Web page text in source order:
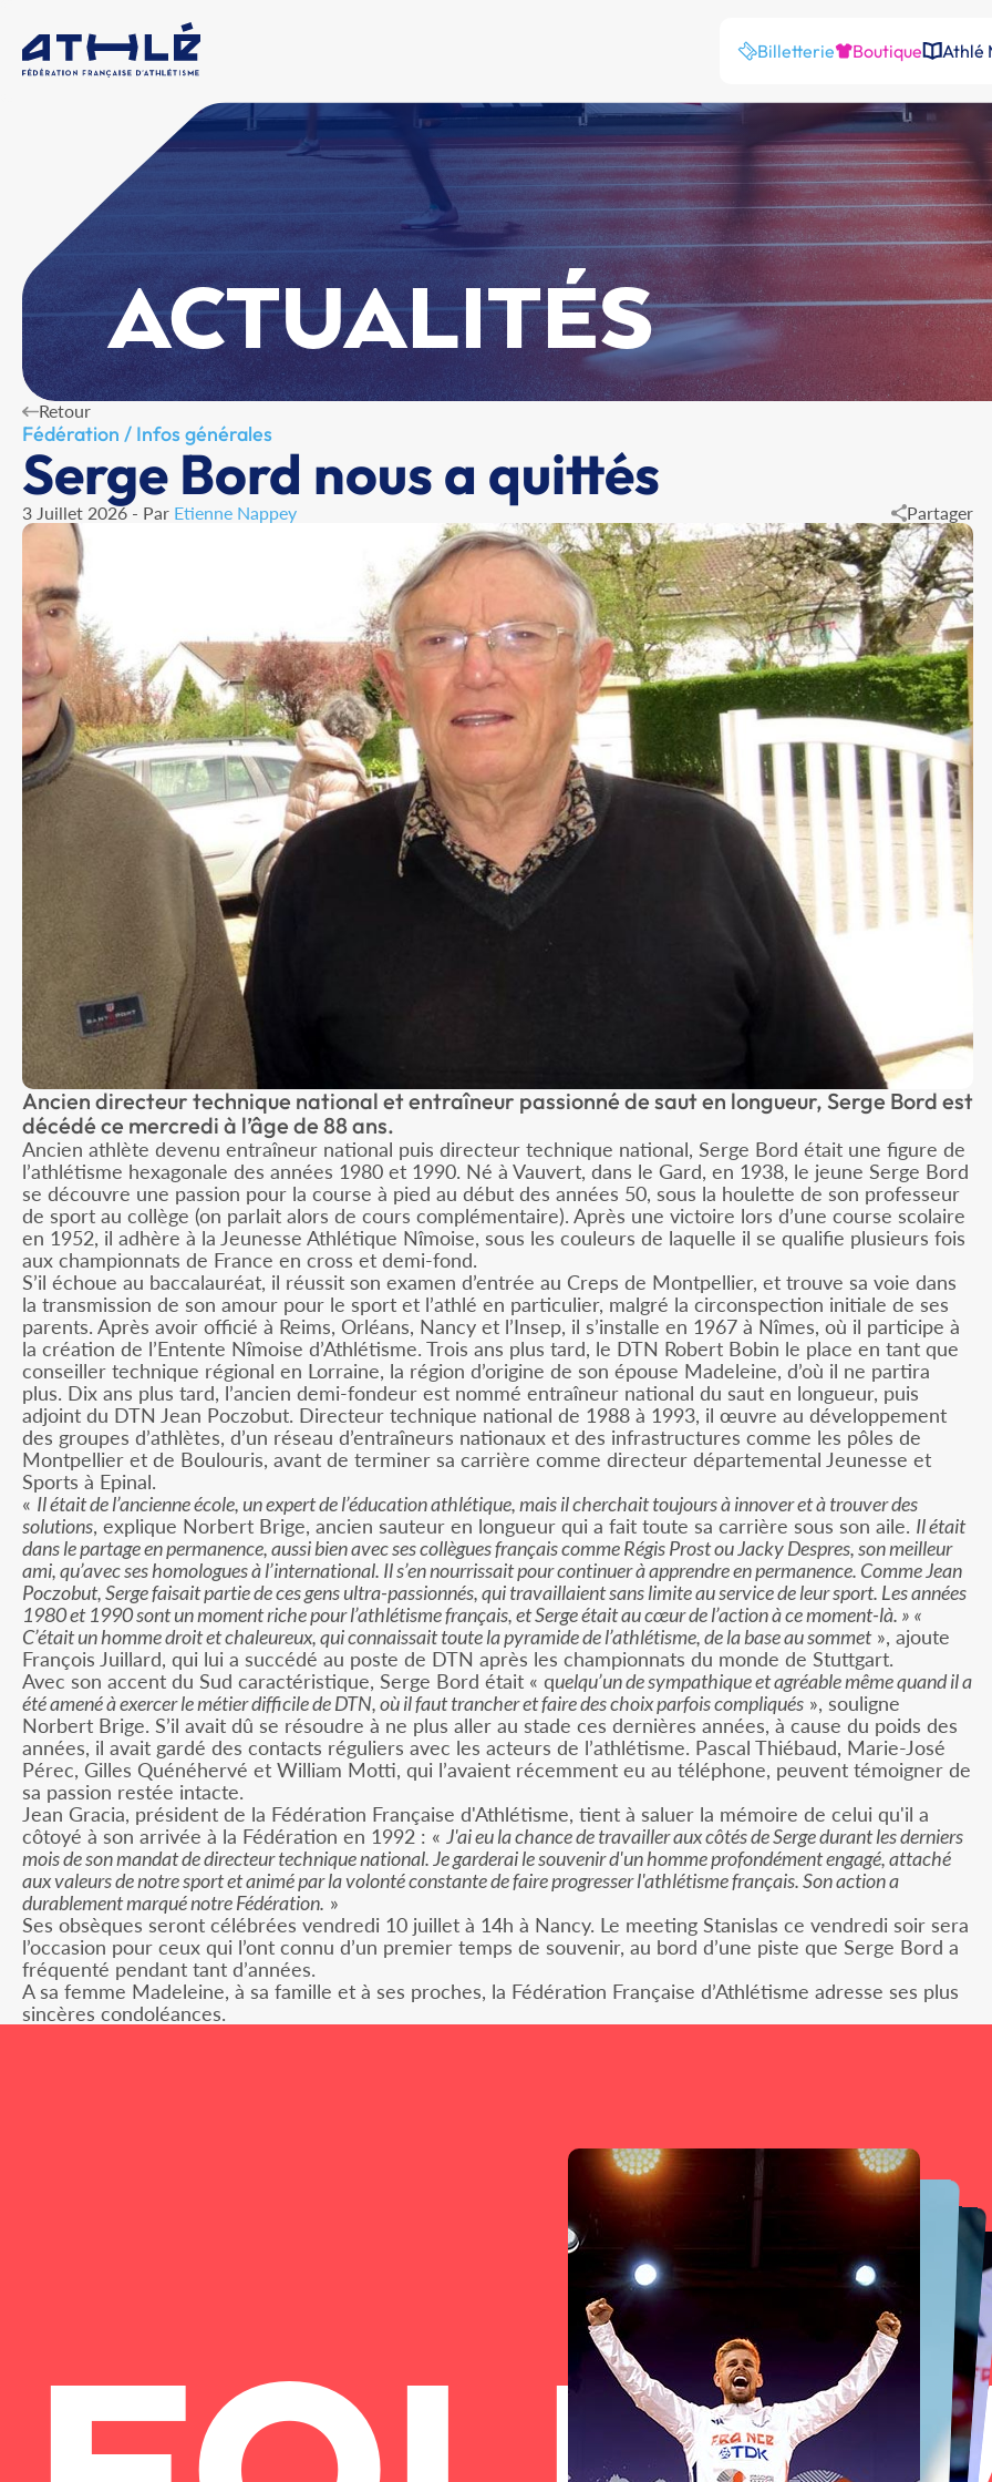
Billetterie Boutique Athlé
ACTUALITÉS
Retour
Fédération / Infos générales
Serge Bord nous a quittés
3 Juillet 2026 - Par Etienne Nappey Partager
Ancien directeur technique national et entraîneur passionné de saut en longueur, Serge Bord est
décédé ce mercredi à l’âge de 88 ans.
Ancien athlète devenu entraîneur national puis directeur technique national, Serge Bord était une figure de
l’athlétisme hexagonale des années 1980 et 1990. Né à Vauvert, dans le Gard, en 1938, le jeune Serge Bord
se découvre une passion pour la course à pied au début des années 50, sous la houlette de son professeur
de sport au collège (on parlait alors de cours complémentaire). Après une victoire lors d’une course scolaire
en 1952, il adhère à la Jeunesse Athlétique Nîmoise, sous les couleurs de laquelle il se qualifie plusieurs fois
aux championnats de France en cross et demi-fond.
S’il échoue au baccalauréat, il réussit son examen d’entrée au Creps de Montpellier, et trouve sa voie dans
la transmission de son amour pour le sport et l’athlé en particulier, malgré la circonspection initiale de ses
parents. Après avoir officié à Reims, Orléans, Nancy et l’Insep, il s’installe en 1967 à Nîmes, où il participe à
la création de l’Entente Nîmoise d’Athlétisme. Trois ans plus tard, le DTN Robert Bobin le place en tant que
conseiller technique régional en Lorraine, la région d’origine de son épouse Madeleine, d’où il ne partira
plus. Dix ans plus tard, l’ancien demi-fondeur est nommé entraîneur national du saut en longueur, puis
adjoint du DTN Jean Poczobut. Directeur technique national de 1988 à 1993, il œuvre au développement
des groupes d’athlètes, d’un réseau d’entraîneurs nationaux et des infrastructures comme les pôles de
Montpellier et de Boulouris, avant de terminer sa carrière comme directeur départemental Jeunesse et
Sports à Epinal.
« Il était de l’ancienne école, un expert de l’éducation athlétique, mais il cherchait toujours à innover et à trouver des
solutions, explique Norbert Brige, ancien sauteur en longueur qui a fait toute sa carrière sous son aile. Il était
dans le partage en permanence, aussi bien avec ses collègues français comme Régis Prost ou Jacky Despres, son meilleur
ami, qu’avec ses homologues à l’international. Il s’en nourrissait pour continuer à apprendre en permanence. Comme Jean
Poczobut, Serge faisait partie de ces gens ultra-passionnés, qui travaillaient sans limite au service de leur sport. Les années
1980 et 1990 sont un moment riche pour l’athlétisme français, et Serge était au cœur de l’action à ce moment-là. » «
C’était un homme droit et chaleureux, qui connaissait toute la pyramide de l’athlétisme, de la base au sommet», ajoute
François Juillard, qui lui a succédé au poste de DTN après les championnats du monde de Stuttgart.
Avec son accent du Sud caractéristique, Serge Bord était « quelqu’un de sympathique et agréable même quand il a
été amené à exercer le métier difficile de DTN, où il faut trancher et faire des choix parfois compliqués », souligne
Norbert Brige. S’il avait dû se résoudre à ne plus aller au stade ces dernières années, à cause du poids des
années, il avait gardé des contacts réguliers avec les acteurs de l’athlétisme. Pascal Thiébaud, Marie-José
Pérec, Gilles Quénéhervé et William Motti, qui l’avaient récemment eu au téléphone, peuvent témoigner de
sa passion restée intacte.
Jean Gracia, président de la Fédération Française d'Athlétisme, tient à saluer la mémoire de celui qu'il a
côtoyé à son arrivée à la Fédération en 1992 : « J'ai eu la chance de travailler aux côtés de Serge durant les derniers
mois de son mandat de directeur technique national. Je garderai le souvenir d'un homme profondément engagé, attaché
aux valeurs de notre sport et animé par la volonté constante de faire progresser l'athlétisme français. Son action a
durablement marqué notre Fédération. »
Ses obsèques seront célébrées vendredi 10 juillet à 14h à Nancy. Le meeting Stanislas ce vendredi soir sera
l’occasion pour ceux qui l’ont connu d’un premier temps de souvenir, au bord d’une piste que Serge Bord a
fréquenté pendant tant d’années.
A sa femme Madeleine, à sa famille et à ses proches, la Fédération Française d’Athlétisme adresse ses plus
sincères condoléances.